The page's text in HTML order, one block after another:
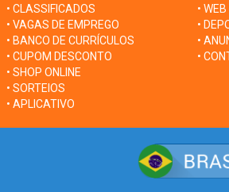
• CLASSIFICADOS
• VAGAS DE EMPREGO
• BANCO DE CURRÍCULOS
• CUPOM DESCONTO
• SHOP ONLINE
• SORTEIOS
• APLICATIVO
•
•
•
•